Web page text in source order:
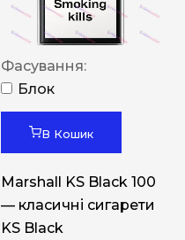
Фасування:
Блок
В Кошик
Marshall KS Black 100
— класичні сигарети
KS Black